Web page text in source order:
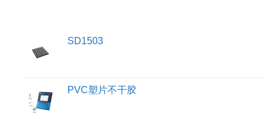
SD1503
PVC塑片不干胶